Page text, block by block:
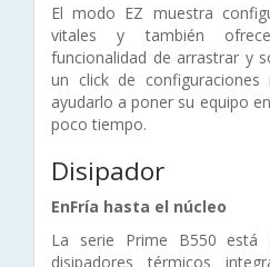
El modo EZ muestra
vitales y también
funcionalidad de arrastrar y
un click de
ayudarlo a poner su equipo
poco tiempo.
Disipador
EnFría hasta el núcleo
La serie Prime B550 está
disipadores térmicos